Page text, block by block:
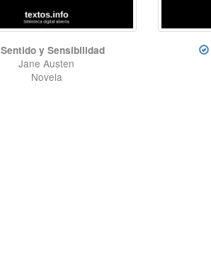
Sentido y Sensibilidad
Jane Austen
Novela